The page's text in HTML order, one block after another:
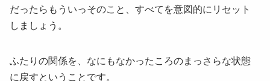
だったらもういっそのこと、すべてを意図的にリセット
しましょう。
ふたりの関係を、なにもなかったころのまっさらな状態
に戻すということです。